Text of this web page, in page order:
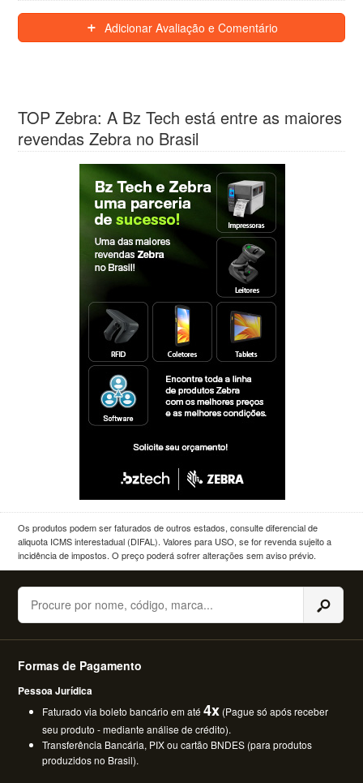
Adicionar Avaliação e Comentário
TOP Zebra: A Bz Tech está entre as maiores
revendas Zebra no Brasil
Os produtos podem ser faturados de outros estados, consulte diferencial de
aliquota ICMS interestadual (DIFAL). Valores para USO, se for revenda sujeito a
incidência de impostos. O preço poderá sofrer alterações sem aviso prévio.
Buscar
Formas de Pagamento
Pessoa Jurídica
Faturado via boleto bancário em até4x (Pague só após receber
seu produto - mediante análise de crédito).
Transferência Bancária, PIX ou cartão BNDES (para produtos
produzidos no Brasil).